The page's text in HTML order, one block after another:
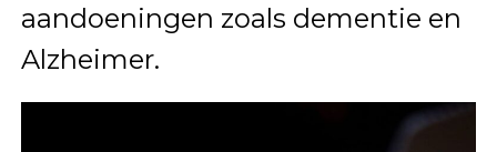
aandoeningen zoals dementie en
Alzheimer.